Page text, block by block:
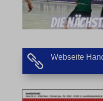
 Webseite
eindeutig kategorisiert wurden.
et-editing-post-*
et-recommend-sync-post-*